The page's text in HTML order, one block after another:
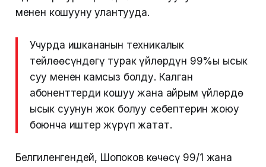
менен кошууну улантууда.
Учурда ишкананын техникалык
тейлөөсүндөгү турак үйлөрдүн 99%ы ысык
суу менен камсыз болду. Калган
абоненттерди кошуу жана айрым үйлөрдө
ысык суунун жок болуу себептерин жоюу
боюнча иштер жүрүп жатат.
Белгиленгендей, Шопоков көчөсү 99/1 жана